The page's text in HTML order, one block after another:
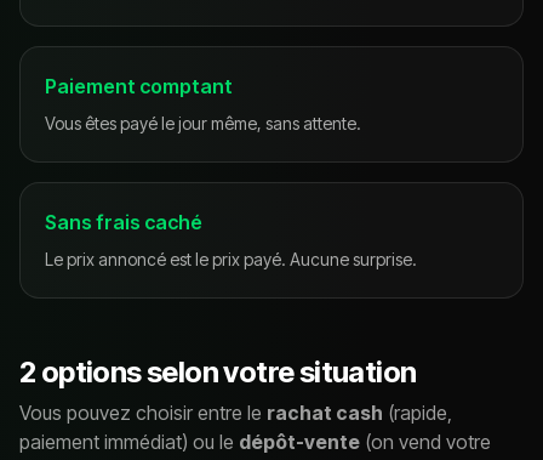
Paiement comptant
Vous êtes payé le jour même, sans attente.
Sans frais caché
Le prix annoncé est le prix payé. Aucune surprise.
2 options selon votre situation
Vous pouvez choisir entre le rachat cash (rapide,
paiement immédiat) ou le dépôt-vente (on vend votre